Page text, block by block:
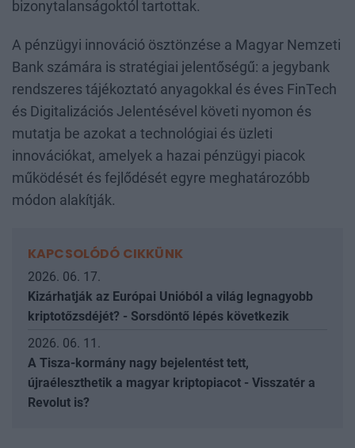
bizonytalanságoktól tartottak.
A pénzügyi innováció ösztönzése a Magyar Nemzeti
Bank számára is stratégiai jelentőségű: a jegybank
rendszeres tájékoztató anyagokkal és éves FinTech
és Digitalizációs Jelentésével követi nyomon és
mutatja be azokat a technológiai és üzleti
innovációkat, amelyek a hazai pénzügyi piacok
működését és fejlődését egyre meghatározóbb
módon alakítják.
KAPCSOLÓDÓ CIKKÜNK
2026. 06. 17.
Kizárhatják az Európai Unióból a világ legnagyobb
kriptotőzsdéjét? - Sorsdöntő lépés következik
2026. 06. 11.
A Tisza-kormány nagy bejelentést tett,
újraéleszthetik a magyar kriptopiacot - Visszatér a
Revolut is?